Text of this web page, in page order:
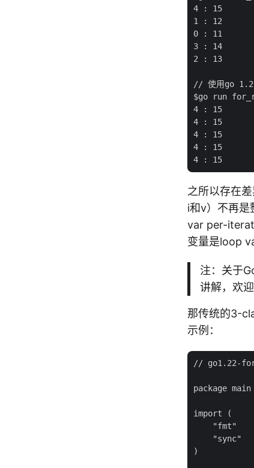
4 : 15
1 : 12
0 : 11
3 : 14
2 : 13
// 使用go
$go run
4 : 15
4 : 15
4 : 15
4 : 15
之所以存在
i和v）不再
var per-
变量是loop
注：关于
讲解，欢迎
那传统的3-
示例：
// go1.22-
package main
import (
    "fmt"
    "sync"
)